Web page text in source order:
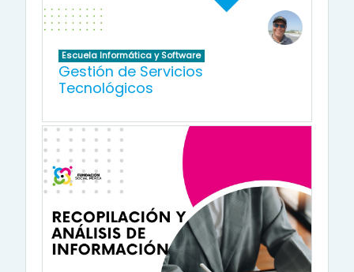
Escuela Informática y Software
Gestión de Servicios
Tecnológicos